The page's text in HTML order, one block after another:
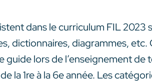
dans le curriculum FIL 2023
dictionnaires, diagrammes, etc.
lors de l’enseignement de
la 1re à la 6e année. Les